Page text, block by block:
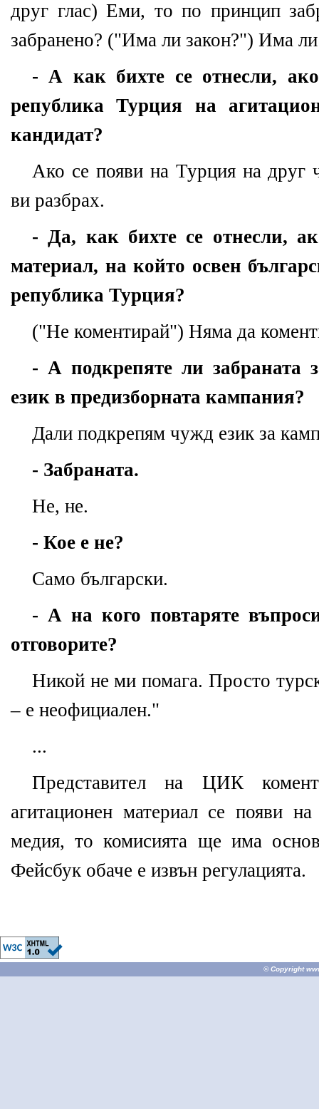
друг глас)Еми, то по принцип
забранено? ("Има ли закон?") Има ли
- А как бихте се отнесли,
република Турция на
кандидат?
Ако се появи на Турция на друг
ви разбрах.
- Да, как бихте се отнесли,
материал, на който освен
република Турция?
("Не коментирай") Няма да
- А подкрепяте ли забраната
език в предизборната кампания?
Дали подкрепям чужд език за
- Забраната.
Не, не.
- Кое е не?
Само български.
- А на кого повтаряте
отговорите?
Никой не ми помага. Просто
– е неофициален."
...
Представител на ЦИК
агитационен материал се появи
медия, то комисията ще има
Фейсбук обаче е извън регулацията.
© Copyright